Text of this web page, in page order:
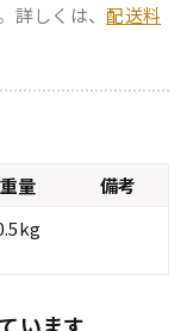
詳しくは、配送料
重量
備考